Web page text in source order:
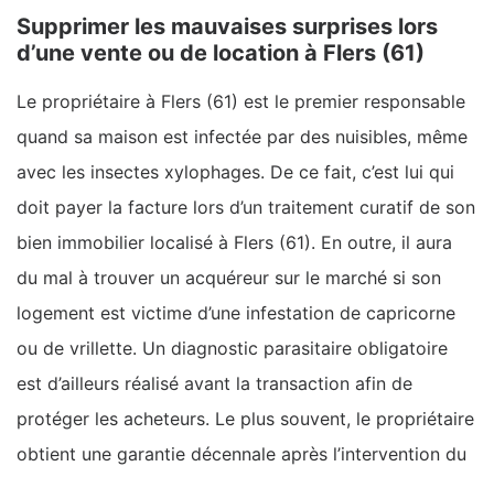
Supprimer les mauvaises surprises lors
d’une vente ou de location à Flers (61)
Le propriétaire à Flers (61) est le premier responsable
quand sa maison est infectée par des nuisibles, même
avec les insectes xylophages. De ce fait, c’est lui qui
doit payer la facture lors d’un traitement curatif de son
bien immobilier localisé à Flers (61). En outre, il aura
du mal à trouver un acquéreur sur le marché si son
logement est victime d’une infestation de capricorne
ou de vrillette. Un diagnostic parasitaire obligatoire
est d’ailleurs réalisé avant la transaction afin de
protéger les acheteurs. Le plus souvent, le propriétaire
obtient une garantie décennale après l’intervention du